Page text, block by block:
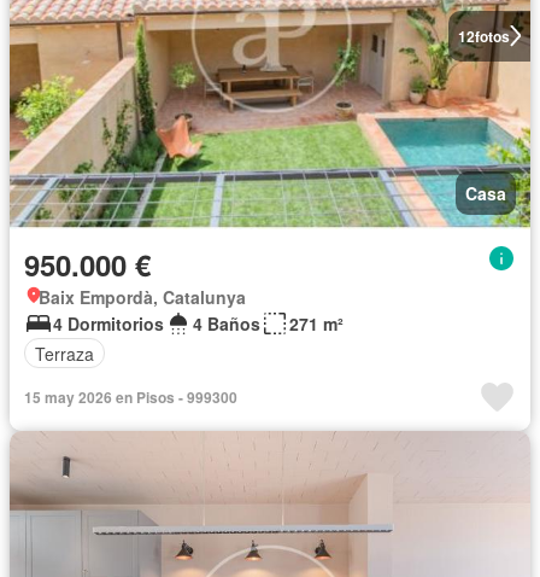
12fotos
Casa
950.000 €
Baix Empordà, Catalunya
4 Dormitorios
4 Baños
271 m²
Terraza
15 may 2026 en Pisos - 999300